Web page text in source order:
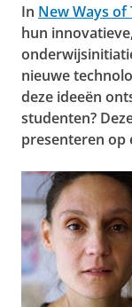
In New Ways of
hun
nieuwe
deze ideeën
studenten?
presenteren op